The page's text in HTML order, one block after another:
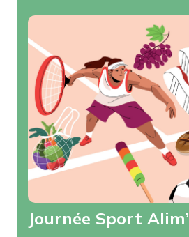
Journée Sport Alim’